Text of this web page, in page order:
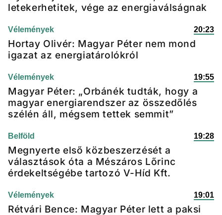
letekerhetitek, vége az energiaválságnak
Vélemények 20:23
Hortay Olivér: Magyar Péter nem mond
igazat az energiatárolókról
Vélemények 19:55
Magyar Péter: „Orbánék tudták, hogy a
magyar energiarendszer az összedőlés
szélén áll, mégsem tettek semmit”
Belföld 19:28
Megnyerte első közbeszerzését a
választások óta a Mészáros Lőrinc
érdekeltségébe tartozó V-Híd Kft.
Vélemények 19:01
Rétvári Bence: Magyar Péter lett a paksi